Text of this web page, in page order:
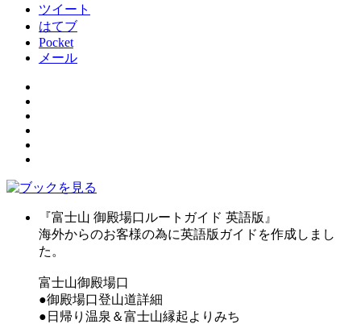
ツイート
はてブ
Pocket
メール
『富士山 御殿場口ルートガイド 英語版』
海外からのお客様の為に英語版ガイドを作成しまし
た。
富士山御殿場口
●御殿場口登山道詳細
●日帰り温泉＆富士山縁起よりみち